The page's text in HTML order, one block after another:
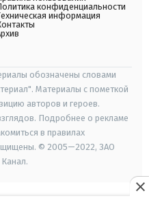
конфиденциальности
информация
обозначены словами
Материалы с пометкой
авторов и героев.
Подробнее о рекламе
в правилах
© 2005—2022, ЗАО